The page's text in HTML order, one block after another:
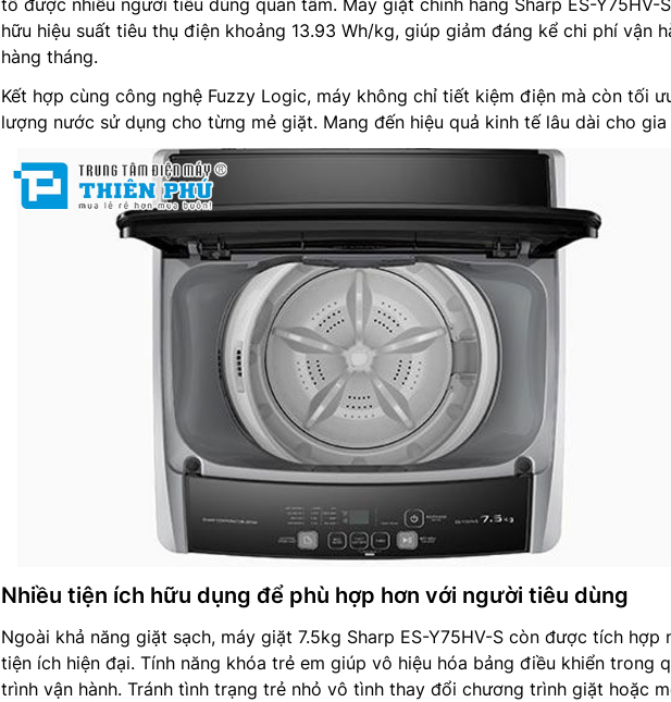
tố được nhiều người tiêu dùng quan tâm. Máy giặt chính hãng Sharp ES-Y75HV-
hữu hiệu suất tiêu thụ điện khoảng 13.93 Wh/kg, giúp giảm đáng kể chi phí vận
hàng tháng.
Kết hợp cùng công nghệ Fuzzy Logic, máy không chỉ tiết kiệm điện mà còn tối
lượng nước sử dụng cho từng mẻ giặt. Mang đến hiệu quả kinh tế lâu dài cho gia
Nhiều tiện ích hữu dụng để phù hợp hơn với người tiêu dùng
Ngoài khả năng giặt sạch, máy giặt 7.5kg Sharp ES-Y75HV-S còn được tích hợp
tiện ích hiện đại. Tính năng khóa trẻ em giúp vô hiệu hóa bảng điều khiển trong
trình vận hành. Tránh tình trạng trẻ nhỏ vô tình thay đổi chương trình giặt hoặc